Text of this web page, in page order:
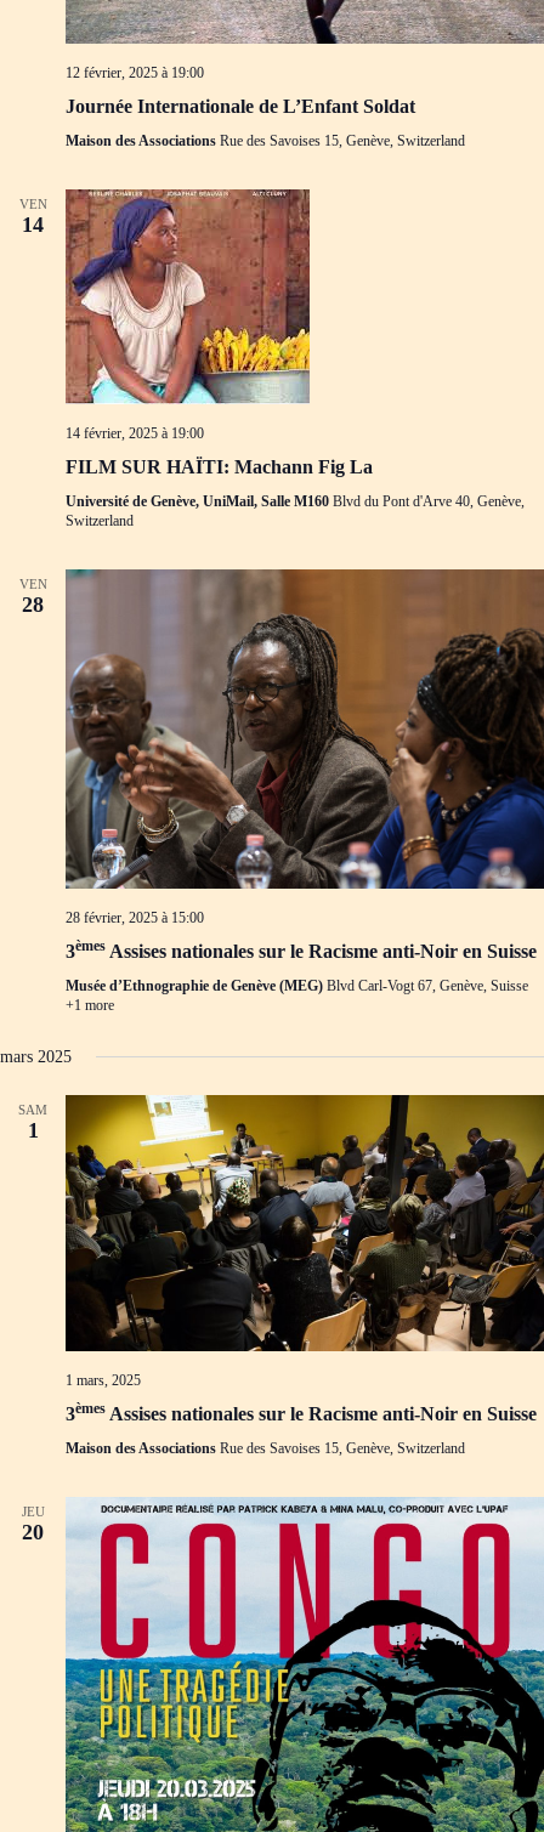
12 février, 2025 à 19:00
Journée Internationale de L’Enfant Soldat
Maison des Associations Rue des Savoises 15, Genève, Switzerland
VEN
14
14 février, 2025 à 19:00
FILM SUR HAÏTI: Machann Fig La
Université de Genève, UniMail, Salle M160 Blvd du Pont d'Arve 40, Genève,
Switzerland
VEN
28
28 février, 2025 à 15:00
3èmes Assises nationales sur le Racisme anti-Noir en Suisse
Musée d’Ethnographie de Genève (MEG) Blvd Carl-Vogt 67, Genève, Suisse
+1 more
mars 2025
SAM
1
1 mars, 2025
3èmes Assises nationales sur le Racisme anti-Noir en Suisse
Maison des Associations Rue des Savoises 15, Genève, Switzerland
JEU
20